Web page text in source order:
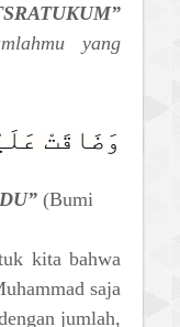
yang
وَضَاقَتْ
(Bumi
kita bahwa
saja
jumlah,